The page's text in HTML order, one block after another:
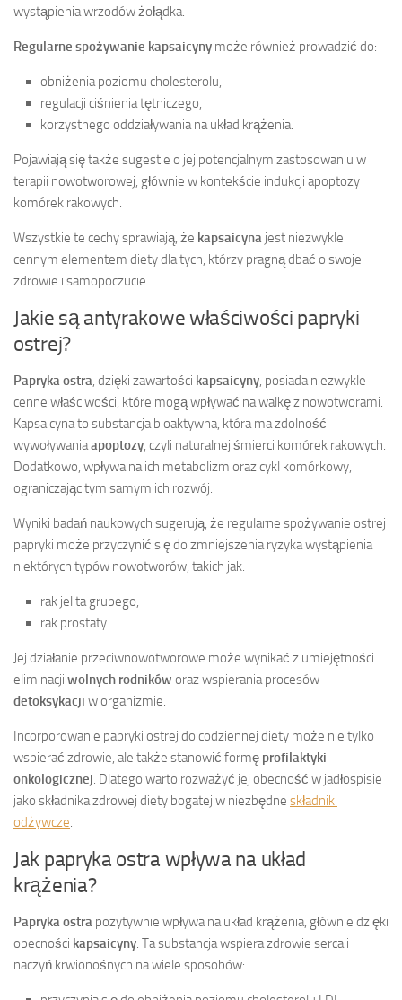
wystąpienia wrzodów żołądka.
Regularne spożywanie kapsaicyny może również prowadzić do:
obniżenia poziomu cholesterolu,
regulacji ciśnienia tętniczego,
korzystnego oddziaływania na układ krążenia.
Pojawiają się także sugestie o jej potencjalnym zastosowaniu w
terapii nowotworowej, głównie w kontekście indukcji apoptozy
komórek rakowych.
Wszystkie te cechy sprawiają, że kapsaicyna jest niezwykle
cennym elementem diety dla tych, którzy pragną dbać o swoje
zdrowie i samopoczucie.
Jakie są antyrakowe właściwości papryki
ostrej?
Papryka ostra, dzięki zawartości kapsaicyny, posiada niezwykle
cenne właściwości, które mogą wpływać na walkę z nowotworami.
Kapsaicyna to substancja bioaktywna, która ma zdolność
wywoływaniaapoptozy, czyli naturalnej śmierci komórek rakowych.
Dodatkowo, wpływa na ich metabolizm oraz cykl komórkowy,
ograniczając tym samym ich rozwój.
Wyniki badań naukowych sugerują, że regularne spożywanie ostrej
papryki może przyczynić się do zmniejszenia ryzyka wystąpienia
niektórych typów nowotworów, takich jak:
rak jelita grubego,
rak prostaty.
Jej działanie przeciwnowotworowe może wynikać z umiejętności
eliminacji wolnych rodników oraz wspierania procesów
detoksykacji w organizmie.
Incorporowanie papryki ostrej do codziennej diety może nie tylko
wspierać zdrowie, ale także stanowić formę profilaktyki
onkologicznej. Dlatego warto rozważyć jej obecność w jadłospisie
jako składnika zdrowej diety bogatej w niezbędne składniki
odżywcze.
Jak papryka ostra wpływa na układ
krążenia?
Papryka ostra pozytywnie wpływa na układ krążenia, głównie dzięki
obecności kapsaicyny. Ta substancja wspiera zdrowie serca i
naczyń krwionośnych na wiele sposobów: